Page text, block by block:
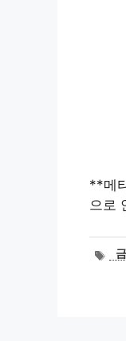
**메
으로
태